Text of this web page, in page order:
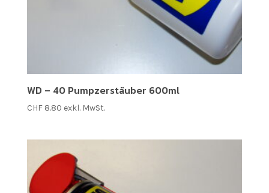
WD – 40 Pumpzerstäuber 600ml
CHF8.80 exkl. MwSt.